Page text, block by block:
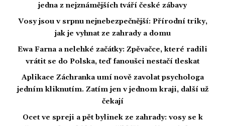
jedna z nejznámějších tváří české zábavy
Vosy jsou v srpnu nejnebezpečnější: Přírodní triky,
jak je vyhnat ze zahrady a domu
Ewa Farna a nelehké začátky: Zpěvačce, které radili
vrátit se do Polska, teď fanoušci nestačí tleskat
Aplikace Záchranka umí nově zavolat psychologa
jedním kliknutím. Zatím jen v jednom kraji, další už
čekají
Ocet ve spreji a pět bylinek ze zahrady: vosy se k